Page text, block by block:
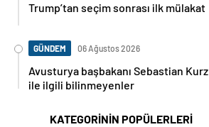
Trump’tan seçim sonrası ilk mülakat
GÜNDEM 06 Ağustos 2026
Avusturya başbakanı Sebastian Kurz
ile ilgili bilinmeyenler
KATEGORİNİN POPÜLERLERİ